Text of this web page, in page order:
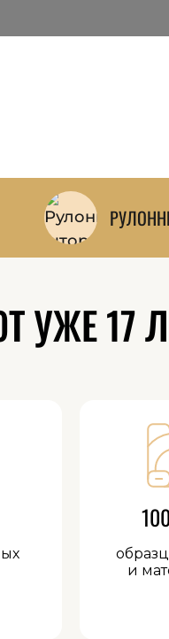
сразу
УЖЕ 17
и